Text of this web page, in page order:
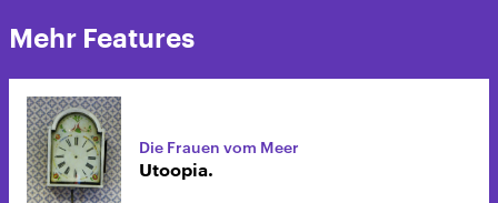
Mehr Features
Die Frauen vom Meer
Utoopia.